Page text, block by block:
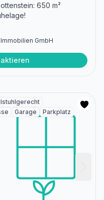
650 m²
GmbH
Garage
Parkplatz